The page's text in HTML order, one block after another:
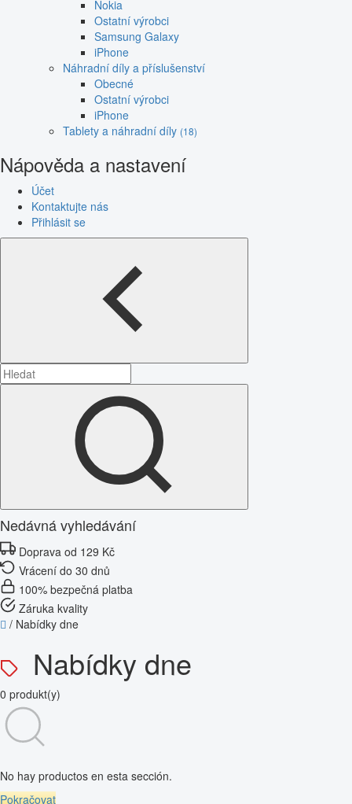
Nokia
Ostatní výrobci
Samsung Galaxy
iPhone
Náhradní díly a příslušenství
Obecné
Ostatní výrobci
iPhone
Tablety a náhradní díly (18)
Nápověda a nastavení
Účet
Kontaktujte nás
Přihlásit se
Nedávná vyhledávání
Doprava od 129 Kč
Vrácení do 30 dnů
100% bezpečná platba
Záruka kvality
/ Nabídky dne
Nabídky dne
0 produkt(y)
No hay productos en esta sección.
Pokračovat